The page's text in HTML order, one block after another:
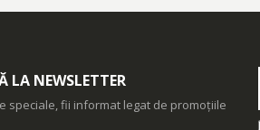
LA NEWSLETTER
speciale, fii informat legat de promoțiile